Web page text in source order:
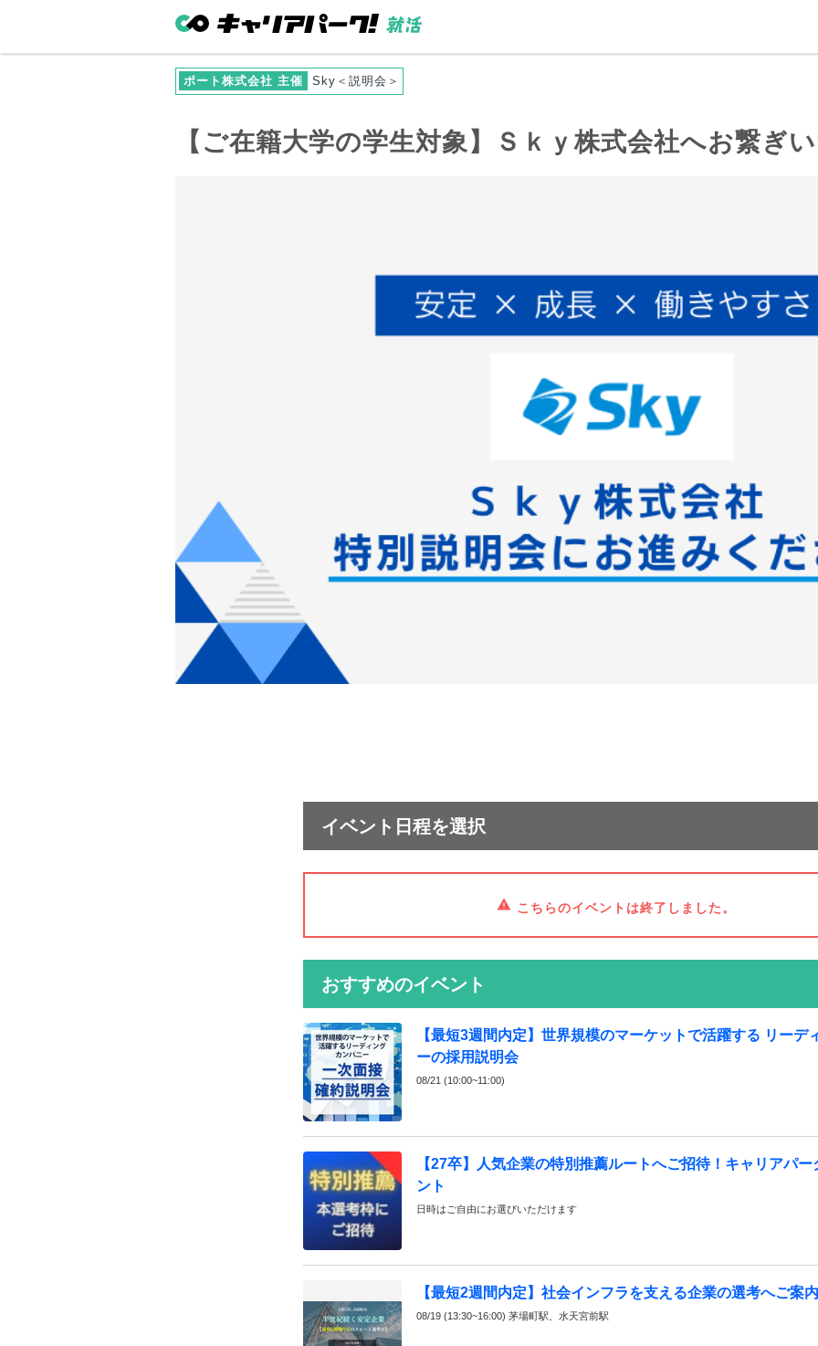
ポート株式会社 主催 Sky＜説明会＞
【 ご在籍大学の学生対象】Ｓｋｙ株式会社へお繋ぎ
イベント日程を選択
こちらのイベントは終了しました。
おすすめのイベント
【最短3週間内定】世界規模のマーケットで活躍する リーデ
ーの採用説明会
08/21 (10:00~11:00)
【27卒】人気企業の特別推薦ルートへご招待！キャリアパ
ント
日時はご自由にお選びいただけます
【最短2週間内定】社会インフラを支える企業の選考へご案内
08/19 (13:30~16:00) 茅場町駅、水天宮前駅